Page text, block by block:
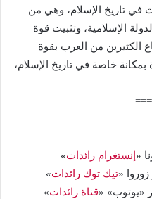
في تاريخ الإسلام، وهي من
الإسلامية، وتثبيت قوة
الكثيرين من العرب بقوة
خاصة في تاريخ الإسلام،
« إنستغرام رائدات»
«تيك توك رائدات»
«يوتوب» «قناة رائدات»